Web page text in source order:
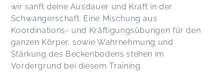
wir sanft deine Ausdauer und Kraft in der
Schwangerschaft. Eine Mischung aus
Koordinations- und Kräftigungsübungen für den
ganzen Körper, sowie Wahrnehmung und
Stärkung des Beckenbodens stehen im
Vordergrund bei diesem Training.